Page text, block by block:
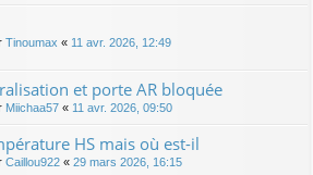
Tinoumax « 11 avr. 2026, 12:49
et porte AR bloquée
Miichaa57 « 11 avr. 2026, 09:50
HS mais où est-il
Caillou922 « 29 mars 2026, 16:15